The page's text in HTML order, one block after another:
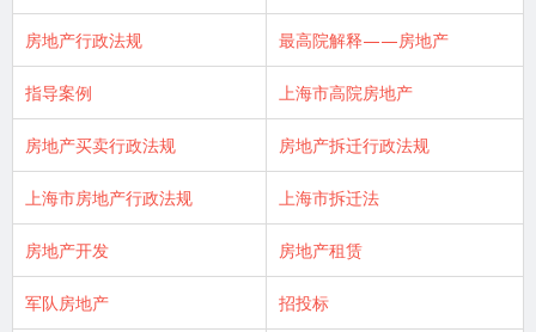
房地产行政法规 最高院解释——房地产
指导案例 上海市高院房地产
房地产买卖行政法规 房地产拆迁行政法规
上海市房地产行政法规 上海市拆迁法
房地产开发 房地产租赁
军队房地产 招投标